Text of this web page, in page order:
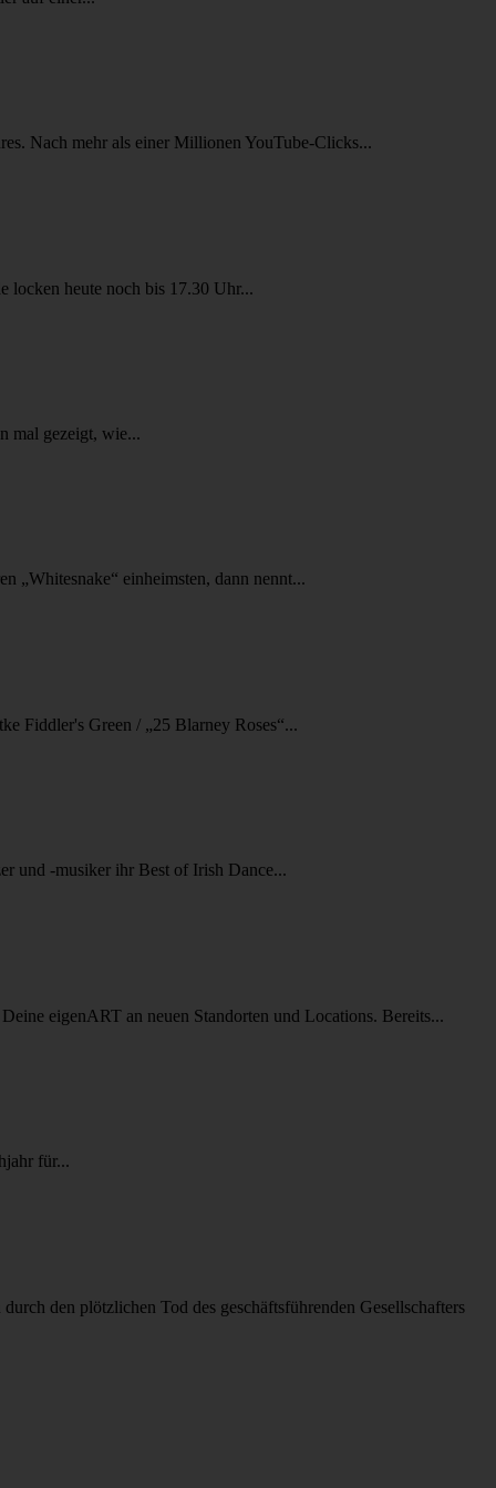
Nach mehr als einer Millionen YouTube-Clicks...
locken heute noch bis 17.30 Uhr...
mal gezeigt, wie...
„Whitesnake“ einheimsten, dann nennt...
Fiddler's Green / „25 Blarney Roses“...
und -musiker ihr Best of Irish Dance...
eigenART an neuen Standorten und Locations. Bereits...
für...
den plötzlichen Tod des geschäftsführenden Gesellschafters